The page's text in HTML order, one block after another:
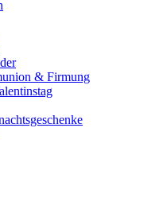
& Firmung